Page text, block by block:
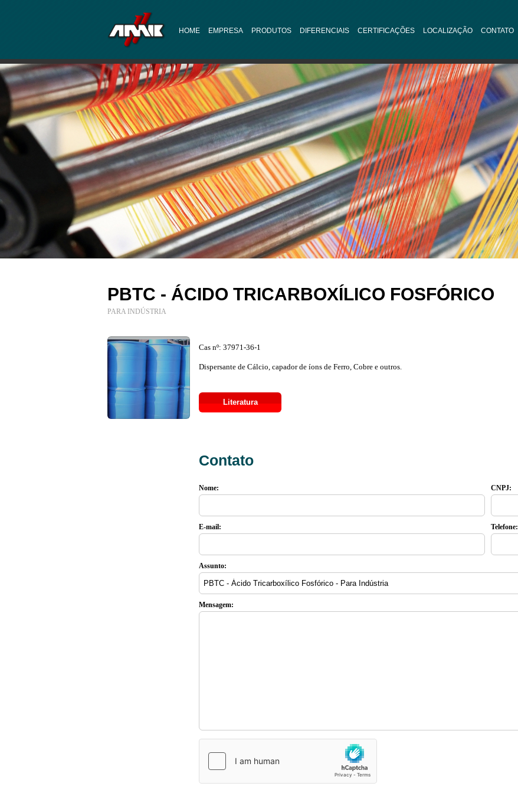
HOME EMPRESA PRODUTOS DIFERENCIAIS CERTIFICAÇÕES LOCALIZAÇÃO
CONTATO
PBTC - ÁCIDO TRICARBOXÍLICO FOSFÓRICO
PARA INDÚSTRIA
Cas nº: 37971-36-1
Dispersante de Cálcio, capador de íons de Ferro, Cobre e outros.
Literatura
Contato
Nome: CNPJ:
E-mail: Telefone:
Assunto:
Mensagem: